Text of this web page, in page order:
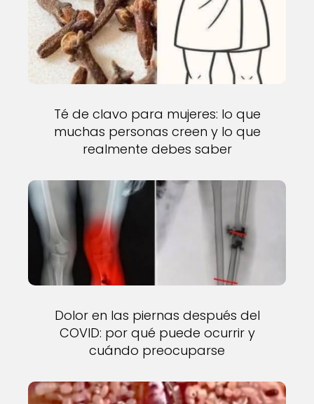
Té de clavo para mujeres: lo que
muchas personas creen y lo que
realmente debes saber
Dolor en las piernas después del
COVID: por qué puede ocurrir y
cuándo preocuparse